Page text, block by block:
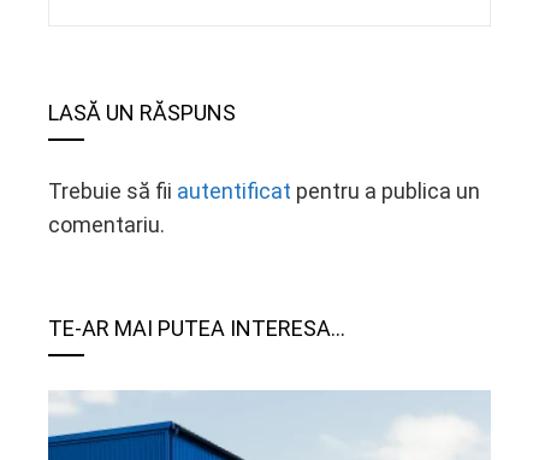
LASĂ UN RĂSPUNS
Trebuie să fii autentificat pentru a publica un
comentariu.
TE-AR MAI PUTEA INTERESA...